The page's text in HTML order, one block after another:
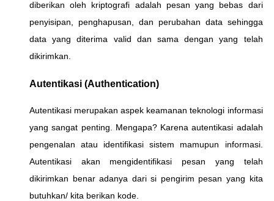
diberikan oleh kriptografi adalah pesan yang bebas dari
penyisipan, penghapusan, dan perubahan data sehingga
data yang diterima valid dan sama dengan yang telah
dikirimkan.
Autentikasi (Authentication)
Autentikasi merupakan aspek keamanan teknologi informasi
yang sangat penting. Mengapa? Karena autentikasi adalah
pengenalan atau identifikasi sistem mamupun informasi.
Autentikasi akan mengidentifikasi pesan yang telah
dikirimkan benar adanya dari si pengirim pesan yang kita
butuhkan/ kita berikan kode.